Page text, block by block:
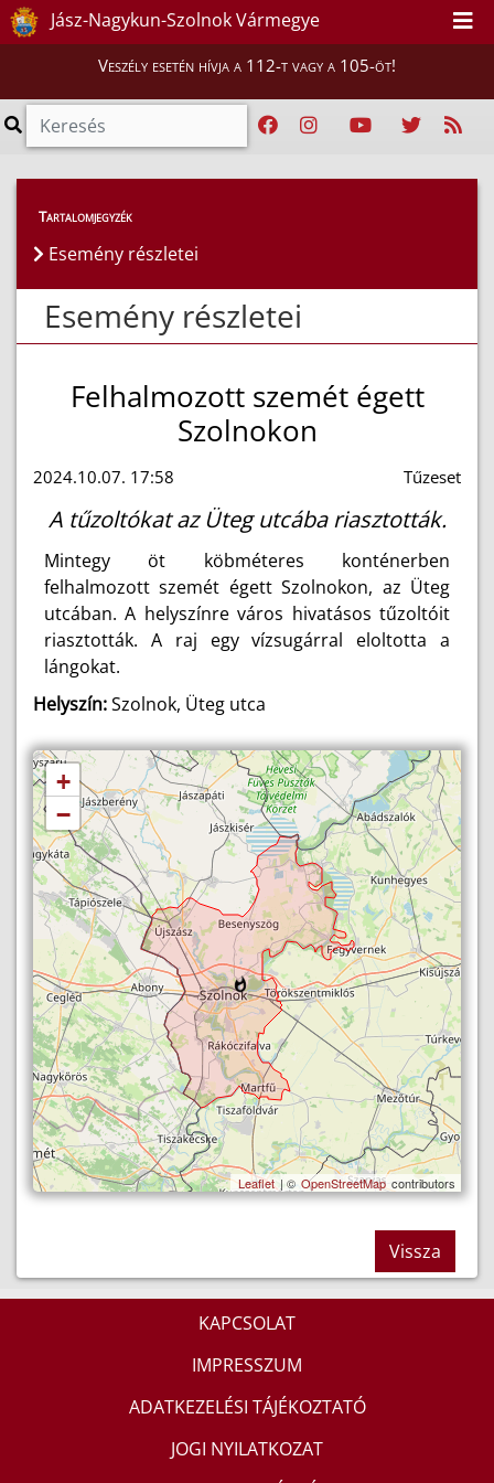
Jász-Nagykun-Szolnok Vármegye
Veszély esetén hívja a 112-t vagy a 105-öt!
Esemény részletei
Tartalomjegyzék
Esemény részletei
Esemény részletei
Felhalmozott szemét égett
Szolnokon
2024.10.07. 17:58 Tűzeset
A tűzoltókat az Üteg utcába riasztották.
Mintegy öt köbméteres konténerben
felhalmozott szemét égett Szolnokon, az Üteg
utcában. A helyszínre város hivatásos tűzoltóit
riasztották. A raj egy vízsugárral eloltotta a
lángokat.
Helyszín:Szolnok, Üteg utca
+
−
Leaflet | © OpenStreetMap contributors
Vissza
KAPCSOLAT
IMPRESSZUM
ADATKEZELÉSI TÁJÉKOZTATÓ
JOGI NYILATKOZAT